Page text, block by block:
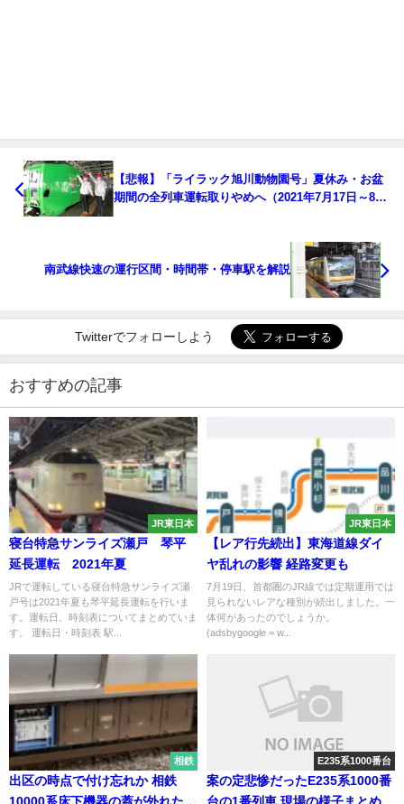
【悲報】「ライラック旭川動物園号」夏休み・お盆
期間の全列車運転取りやめへ（2021年7月17日～8月
南武線快速の運行区間・時間帯・停車駅を解説
Twitterでフォローしよう
おすすめの記事
JR東日本
寝台特急サンライズ瀬戸 琴平
延長運転 2021年夏
JRで運転している寝台特急サンライズ瀬
戸号は2021年夏も琴平延長運転を行いま
す。運転日、時刻表についてまとめていま
す。 運転日・時刻表 駅...
JR東日本
【レア行先続出】東海道線ダイ
ヤ乱れの影響 経路変更も
7月19日、首都圏のJR線では定期運用では
見られないレアな種別が続出しました。一
体何があったのでしょうか。
(adsbygoogle = w...
相鉄
出区の時点で付け忘れか 相鉄
10000系床下機器の蓋が外れたま
E235系1000番台
案の定悲惨だったE235系1000番
台の1番列車 現場の様子まとめ